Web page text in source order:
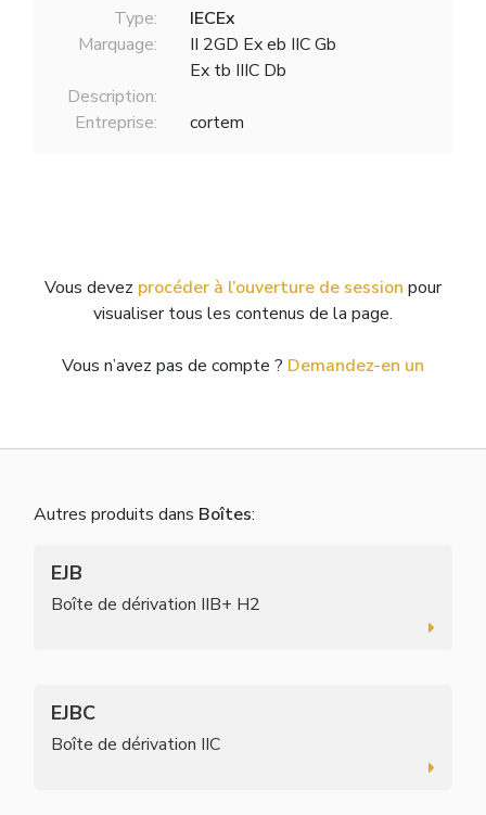
Type:
IECEx
Marquage:
II 2GD Ex eb IIC Gb
Ex tb IIIC Db
Description:
Entreprise:
cortem
Vous devez procéder à l’ouverture de session pour
visualiser tous les contenus de la page.
Vous n’avez pas de compte ? Demandez-en un
Autres produits dans Boîtes:
EJB
Boîte de dérivation IIB+ H2
EJBC
Boîte de dérivation IIC